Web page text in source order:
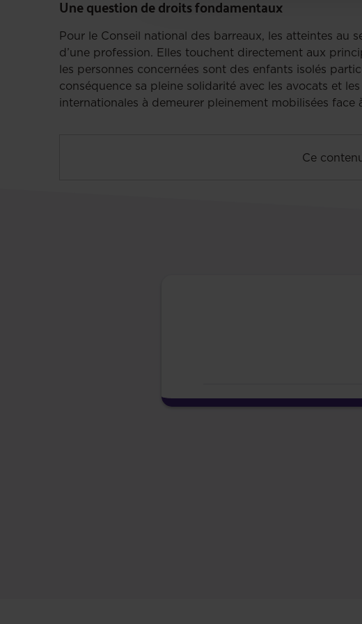
Une question de droits fondamentaux
Pour le Conseil national des barreaux, les atteintes au
d’une profession. Elles touchent directement aux
les personnes concernées sont des enfants isolés
conséquence sa pleine solidarité avec les avocats et
internationales à demeurer pleinement mobilisées
Ce